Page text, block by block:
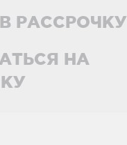
РАССРОЧКУ
НА